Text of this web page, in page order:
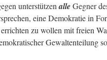
unterstützenalleGegner
eine Demokratie in
zu wollen mit freien
Gewaltenteilung